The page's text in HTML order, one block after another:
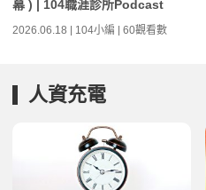
幕 ) | 104職涯診所Podcast
2026.06.18 | 104小編 | 60觀看數
人資充電